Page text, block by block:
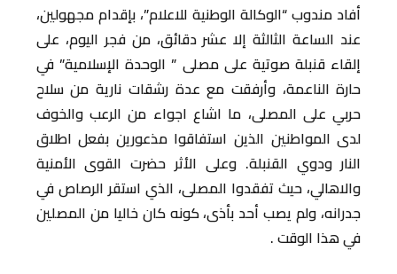
أفاد مندوب “الوكالة الوطنية للاعلام”، بإقدام مجهولين،
عند الساعة الثالثة إلا عشر دقائق، من فجر اليوم، على
إلقاء قنبلة صوتية على مصلى ” الوحدة الإسلامية” في
حارة الناعمة، وأرفقت مع عدة رشقات نارية من سلاح
حربي على المصلى، ما اشاع اجواء من الرعب والخوف
لدى المواطنين الذين استفاقوا مذعورين بفعل اطلاق
النار ودوي القنبلة. وعلى الأثر حضرت القوى الأمنية
والاهالي، حيث تفقدوا المصلى، الذي استقر الرصاص في
جدرانه، ولم يصب أحد بأذى، كونه كان خاليا من المصلين
في هذا الوقت .